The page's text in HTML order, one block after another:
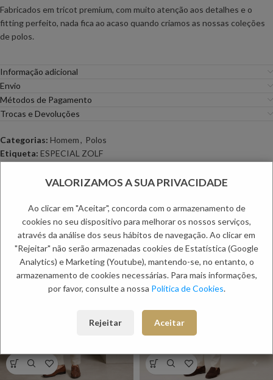
Fabricados em tricot premium, com muito atenção aos detalhes e o
fitting perfeito, nada fica ao acaso quando criamos as nossas coleções
de polos.
Informação adicional
Envio
Métodos de Pagamento
Trocas e Devoluções
Categorias: Homem, Polos
Etiqueta: ESPECIAL ZOLF
PRODUTOS RELACIONADOS:
NOVO NOVO -60%
VALORIZAMOS A SUA PRIVACIDADE
Ao clicar em "Aceitar", concorda com o armazenamento de
cookies no seu dispositivo para melhorar os nossos serviços,
através da análise dos seus hábitos de navegação. Ao clicar em
"Rejeitar" não serão armazenadas cookies de Estatística (Google
Analytics) e Marketing (Youtube), mantendo-se, no entanto, o
armazenamento de cookies necessárias. Para mais informações,
por favor, consulte a nossa Política de Cookies.
Rejeitar Aceitar